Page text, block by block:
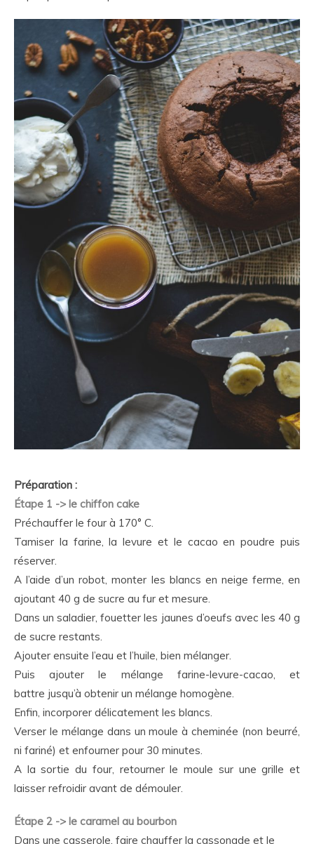
Préparation :
Étape 1 -> le chiffon cake
Préchauffer le four à 170° C.
Tamiser la farine, la levure et le cacao en poudre puis
réserver.
A l’aide d’un robot, monter les blancs en neige ferme, en
ajoutant 40 g de sucre au fur et mesure.
Dans un saladier, fouetter les jaunes d’oeufs avec les 40 g
de sucre restants.
Ajouter ensuite l’eau et l’huile, bien mélanger.
Puis ajouter le mélange farine-levure-cacao, et
battre jusqu’à obtenir un mélange homogène.
Enfin, incorporer délicatement les blancs.
Verser le mélange dans un moule à cheminée (non beurré,
ni fariné) et enfourner pour 30 minutes.
A la sortie du four, retourner le moule sur une grille et
laisser refroidir avant de démouler.
Étape 2 -> le caramel au bourbon
Dans une casserole, faire chauffer la cassonade et le